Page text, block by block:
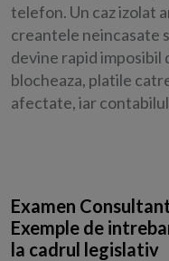
telefon. Un caz izolat
creantele neincasate
devine rapid imposibil
blocheaza, platile
afectate, iar
Examen
Exemple de
la cadrul legislativ